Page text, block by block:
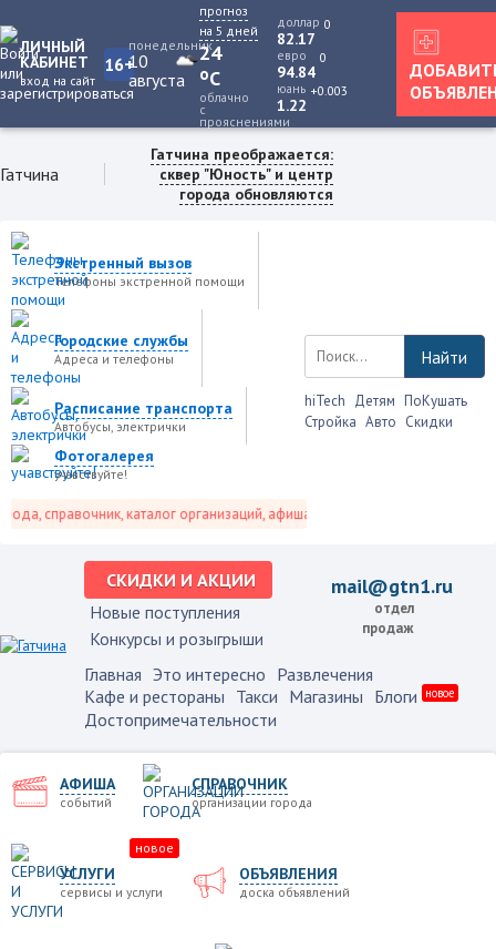
ЛИЧНЫЙ
КАБИНЕТ
вход на сайт
16+
понедельник
10
августа
прогноз
на 5 дней
24
oC
облачно
с
прояснениями
доллар
82.17
0
евро
94.84
0
юань
1.22
+0.003
Гатчина
Гатчина преображается:
сквер "Юность" и центр
города обновляются
Экстренный вызов
Телефоны экстренной помощи
Городские службы
Адреса и телефоны
Расписание транспорта
Автобусы, электрички
Фотогалерея
учавствуйте!
справочник, каталог организаций, афиша событий и не только это.
Найти
hiTech Детям ПоКушать
Стройка Авто Скидки
СКИДКИ И АКЦИИ
Новые поступления
Конкурсы и розыгрыши
mail@gtn1.ru
отдел
продаж
Главная Это интересно Развлечения
Кафе и рестораны Такси Магазины Блоги новое
Достопримечательности
АФИША
событий
СПРАВОЧНИК
организации города
УСЛУГИ
сервисы и услуги
новое
ОБЪЯВЛЕНИЯ
доска объявлений